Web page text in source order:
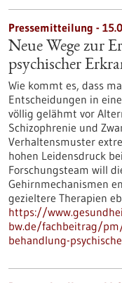
Pressemitteilung -
Neue Wege zur
psychischer
Wie kommt es, dass
Entscheidungen in
völlig gelähmt vor
Schizophrenie und
Verhaltensmuster
hohen Leidensdruck
Forschungsteam will
Gehirnmechanismen
gezieltere Therapien
https://
bw.de/fachbeitrag/
behandlung-